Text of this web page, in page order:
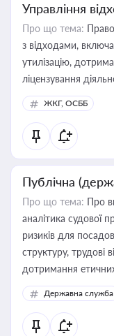
Управління
Про що тема:
з відходами,
утилізацію,
ліцензування
ЖКГ, ОСББ
Публічна
Про що тема: Про
аналітика судової
ризиків для
структуру, трудові
дотримання
Державна служба